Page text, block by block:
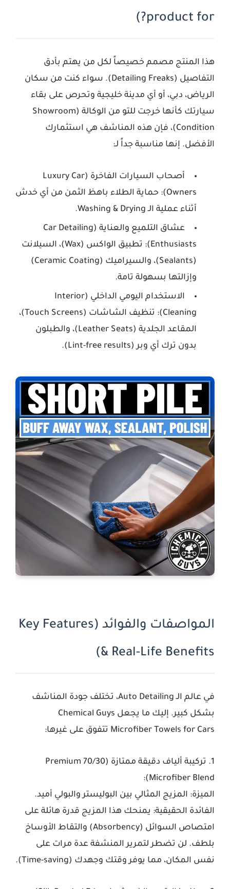
product for?)
هذا المنتج مصمم خصيصاً لكل من يهتم بأدق
التفاصيل (Detailing Freaks). سواء كنت من سكان
الرياض، دبي، أو أي مدينة خليجية وتحرص على بقاء
سيارتك كأنها خرجت للتو من الوكالة (Showroom
Condition)، فإن هذه المناشف هي استثمارك
الأفضل. إنها مناسبة جداً لـ:
أصحاب السيارات الفاخرة (Luxury Car
Owners):
حماية الطلاء باهظ الثمن من أي خدش
أثناء عملية الـ Washing & Drying.
عشاق التلميع والعناية (Car Detailing
Enthusiasts):
تطبيق الواكس (Wax)، السيلانت
(Sealants)، والسيراميك (Ceramic Coating)
وإزالتها بسهولة تامة.
الاستخدام اليومي الداخلي (Interior
Cleaning):
تنظيف الشاشات (Touch Screens)،
المقاعد الجلدية (Leather Seats)، والطبلون
بدون ترك أي وبر (Lint-free results).
المواصفات والفوائد (Key Features
& Real-Life Benefits)
في عالم الـ Auto Detailing، تختلف جودة المناشف
بشكل كبير. إليك ما يجعل Chemical Guys
Microfiber Towels for Cars تتفوق على غيرها:
1. تركيبة ألياف دقيقة ممتازة (Premium 70/30
Microfiber Blend):
الميزة: المزيج المثالي بين البوليستر والبولي أميد.
الفائدة الحقيقية: يمنحك هذا المزيج قدرة هائلة على
امتصاص السوائل (Absorbency) والتقاط الأوساخ
بلطف. لن تضطر لتمرير المنشفة عدة مرات على
نفس المكان، مما يوفر وقتك وجهدك (Time-saving).